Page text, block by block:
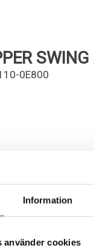
Information
använder cookies
0E800